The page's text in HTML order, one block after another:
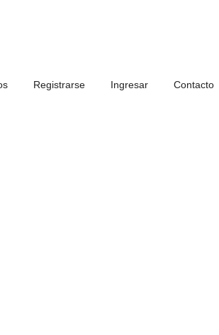
Registrarse Ingresar Contacto